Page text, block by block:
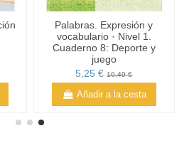
Palabras. Expresión y
vocabulario · Nivel 1.
Cuaderno 8: Deporte y
juego
5,25 €10,49 €
Añadir a la cesta